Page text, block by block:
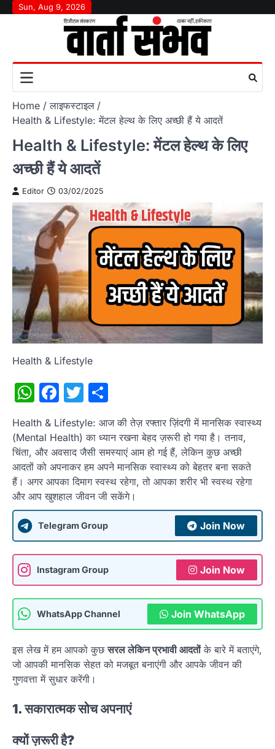
SkipSun, Aug 9, 2026
Home
लाइफस्टाइल
Health & Lifestyle: मेंटल हेल्थ के लिए अच्छी हैं ये आदतें
Health & Lifestyle: मेंटल हेल्थ के लिए
अच्छी हैं ये आदतें
Editor 03/02/2025
Health & Lifestyle
WhatsApp
Facebook
Twitter
Health & Lifestyle: आज की तेज़ रफ्तार ज़िंदगी में मानसिक स्वास्थ्य
(Mental Health) का ध्यान रखना बेहद ज़रूरी हो गया है। तनाव,
चिंता, और अवसाद जैसी समस्याएं आम हो गई हैं, लेकिन कुछ अच्छी
आदतों को अपनाकर हम अपने मानसिक स्वास्थ्य को बेहतर बना सकते
हैं। अगर आपका दिमाग स्वस्थ रहेगा, तो आपका शरीर भी स्वस्थ रहेगा
और आप खुशहाल जीवन जी सकेंगे।
Telegram Group Join Now
Instagram Group Join Now
WhatsApp Channel Join WhatsApp
इस लेख में हम आपको कुछसरल लेकिन प्रभावी आदतोंके बारे में बताएंगे,
जो आपकी मानसिक सेहत को मजबूत बनाएंगी और आपके जीवन की
गुणवत्ता में सुधार करेंगी।
1. सकारात्मक सोच अपनाएं
क्यों ज़रूरी है?